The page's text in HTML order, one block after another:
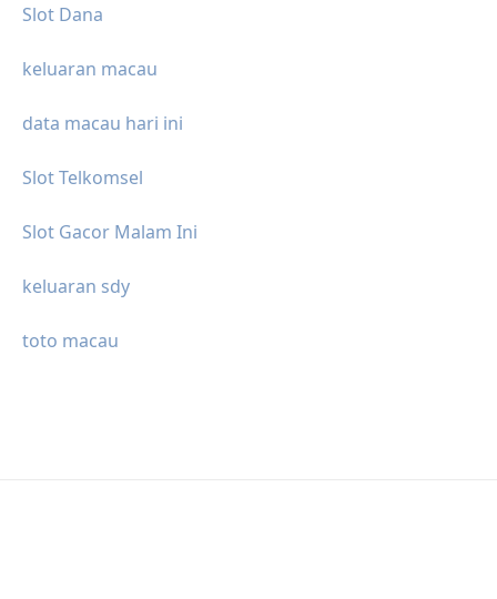
Slot Dana
keluaran macau
data macau hari ini
Slot Telkomsel
Slot Gacor Malam Ini
keluaran sdy
toto macau